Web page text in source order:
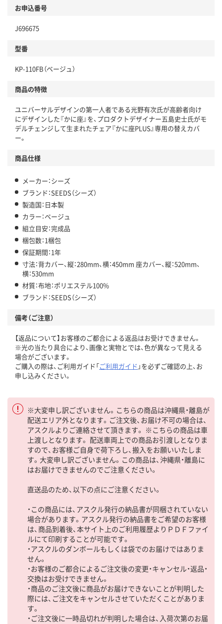
お申込番号
J696675
型番
KP-110FB（ベージュ）
商品の特徴
ユニバーサルデザインの第一人者である光野有次氏が高齢者向け
にデザインした『かに座』を、プロダクトデザイナー五島史士氏がモ
デルチェンジして生まれたチェア『かに座PLUS』専用の替えカバ
ー。
商品仕様
メーカー：シーズ
ブランド：SEEDS（シーズ）
製造国：日本製
カラー：ベージュ
組立目安：完成品
梱包数：1梱包
保証期間：1年
寸法：背カバー、縦：280mm、横：450mm 座カバー、縦：520mm、
横：530mm
材質：布地：ポリエステル100%
ブランド：SEEDS（シーズ）
備考（ご注意）
【返品について】お客様のご都合による返品はお受けできません。
※光の当たり具合により、画像と実物とでは、色が異なって見える
場合がございます。
ご購入の際は、ご利用ガイド「ご利用ガイド 」を必ずご確認の上、お
申し込みください。
※大変申し訳ございません。こちらの商品は沖縄県・離島が
配送エリア外となります。ご注文後、お届け不可の場合は、
アスクルよりご連絡させて頂きます。 ※こちらの商品は車
上渡しとなります。 配送車両上での商品お引渡しとなりま
すので、お客様ご自身で荷下ろし、搬入をお願いいたしま
す。大変申し訳ございません。この商品は、沖縄県・離島に
はお届けできませんのでご注意ください。
直送品のため、以下の点にご注意ください。
・この商品には、アスクル発行の納品書が同梱されていない
場合があります。アスクル発行の納品書をご希望のお客様
は、商品到着後、本サイト上のご利用履歴よりＰＤＦファイ
ルにて印刷することが可能です。
・アスクルのダンボールもしくは袋でのお届けではありま
せん。
・お客様のご都合によるご注文後の変更・キャンセル・返品・
交換はお受けできません。
・商品のご注文後に商品がお届けできないことが判明した
際には、ご注文をキャンセルさせていただくことがありま
す。
・ご注文後に一時品切れが判明した場合は、入荷次第のお届